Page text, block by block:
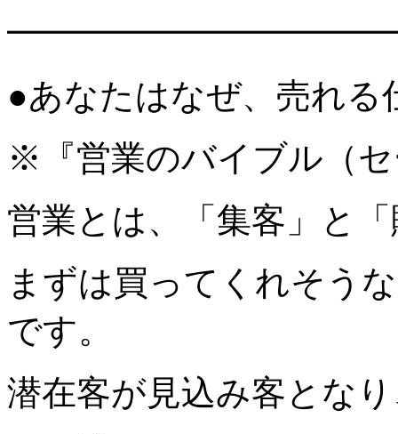
●あなたはなぜ、売れる
※『営業のバイブル（
営業とは、「集客」と
まずは買ってくれそう
です。
潜在客が見込み客とな